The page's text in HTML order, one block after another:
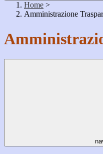
Home >
Amministrazione